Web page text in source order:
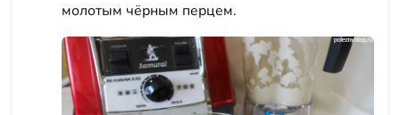
молотым чёрным перцем.